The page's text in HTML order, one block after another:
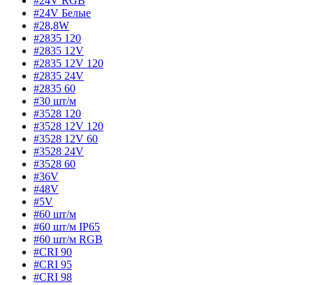
#24V Белые
#28,8W
#2835 120
#2835 12V
#2835 12V 120
#2835 24V
#2835 60
#30 шт/м
#3528 120
#3528 12V 120
#3528 12V 60
#3528 24V
#3528 60
#36V
#48V
#5V
#60 шт/м
#60 шт/м IP65
#60 шт/м RGB
#CRI 90
#CRI 95
#CRI 98